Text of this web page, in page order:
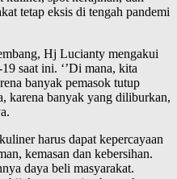
tetap eksis di tengah pandemi
Hj Lucianty mengakui
saat ini. ‘’Di mana, kita
banyak pemasok tutup
karena banyak yang diliburkan,
harus dapat kepercayaan
kemasan dan kebersihan.
daya beli masyarakat.